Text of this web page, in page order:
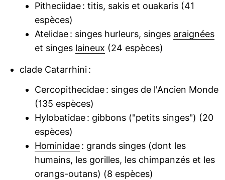
Pitheciidae : titis, sakis et ouakaris (41
espèces)
Atelidae : singes hurleurs, singes araignées
et singes laineux (24 espèces)
clade Catarrhini :
Cercopithecidae : singes de l'Ancien Monde
(135 espèces)
Hylobatidae : gibbons ("petits singes") (20
espèces)
Hominidae: grands singes (dont les
humains, les gorilles, les chimpanzés et les
orangs-outans) (8 espèces)